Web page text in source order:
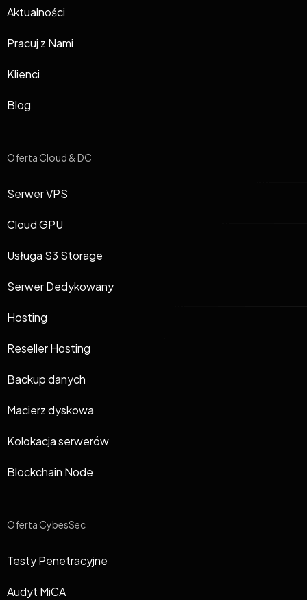
Aktualności
Pracuj z Nami
Klienci
Blog
Oferta Cloud & DC
Serwer VPS
Cloud GPU
Usługa S3 Storage
Serwer Dedykowany
Hosting
Reseller Hosting
Backup danych
Macierz dyskowa
Kolokacja serwerów
Blockchain Node
Oferta CybesSec
Testy Penetracyjne
Audyt MiCA